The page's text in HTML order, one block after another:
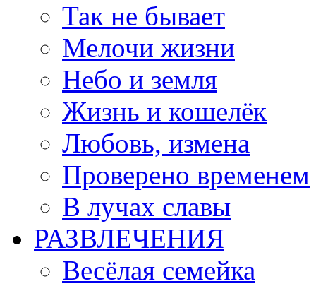
Так не бывает
Мелочи жизни
Небо и земля
Жизнь и кошелёк
Любовь, измена
Проверено временем
В лучах славы
РАЗВЛЕЧЕНИЯ
Весёлая семейка